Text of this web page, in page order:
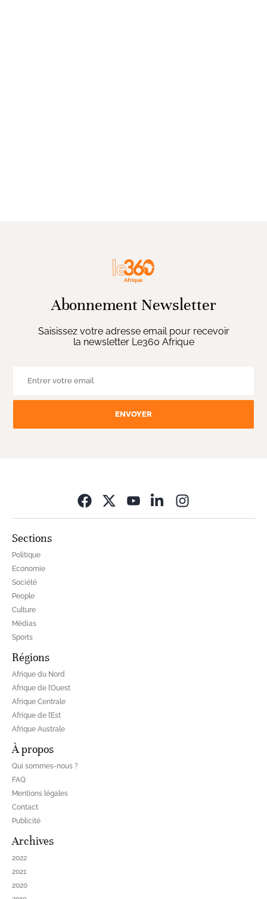
Abonnement Newsletter
Saisissez votre adresse email pour recevoir
la newsletter Le360 Afrique
ENVOYER
Sections
Politique
Economie
Société
People
Culture
Médias
Sports
Régions
Afrique du Nord
Afrique de l’Ouest
Afrique Centrale
Afrique de l’Est
Afrique Australe
À propos
Qui sommes-nous ?
FAQ
Mentions légales
Contact
Publicité
Archives
2022
2021
2020